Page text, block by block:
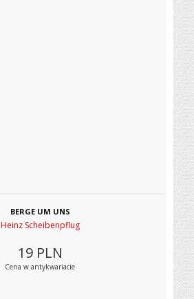
BERGE UM UNS
Heinz Scheibenpflug
19 PLN
Cena w antykwariacie